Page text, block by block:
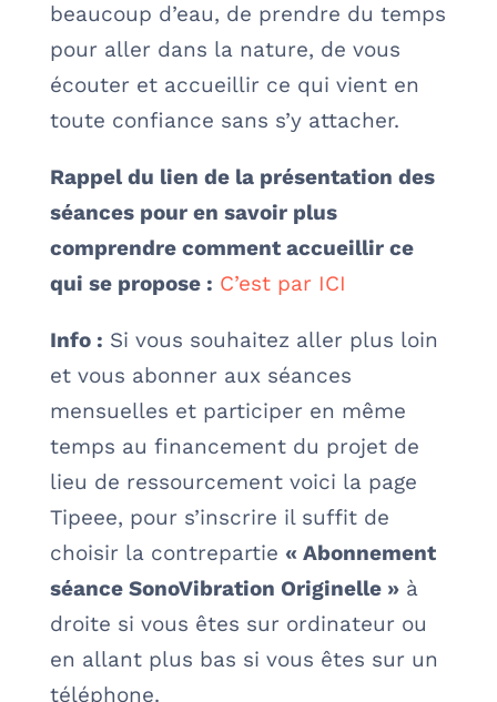
beaucoup d’eau, de prendre du temps
pour aller dans la nature, de vous
écouter et accueillir ce qui vient en
toute confiance sans s’y attacher.
Rappel du lien de la présentation des
séances pour en savoir plus
comprendre comment accueillir ce
qui se propose : C’est par ICI
Info : Si vous souhaitez aller plus loin
et vous abonner aux séances
mensuelles et participer en même
temps au financement du projet de
lieu de ressourcement voici la page
Tipeee, pour s’inscrire il suffit de
choisir la contrepartie « Abonnement
séance SonoVibration Originelle »à
droite si vous êtes sur ordinateur ou
en allant plus bas si vous êtes sur un
téléphone.